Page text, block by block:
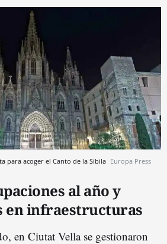
para acoger el Canto de la Sibila Europa Press
al año y
en infraestructuras
en Ciutat Vella se gestionaron